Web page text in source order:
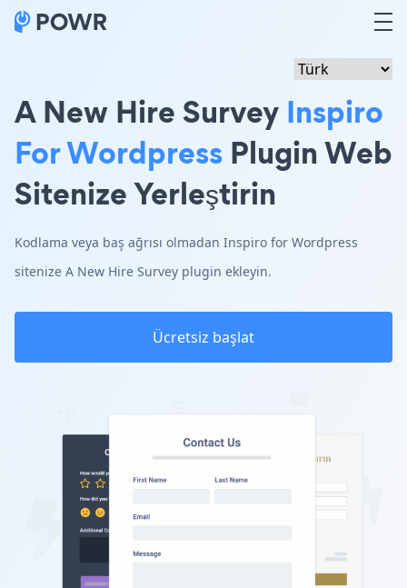
A New Hire Survey Inspiro
For Wordpress Plugin Web
Sitenize Yerleştirin
Kodlama veya baş ağrısı olmadan Inspiro for Wordpress
sitenize A New Hire Survey plugin ekleyin.
Ücretsiz başlat